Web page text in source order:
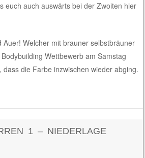
euch auch auswärts bei der Zwoiten hier
Welcher mit brauner selbstbräuner
Wettbewerb am Samstag
dass die Farbe inzwischen wieder abging.
1 – NIEDERLAGE